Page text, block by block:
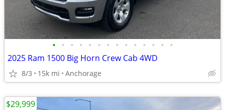
• • • • • • • • • • • • • •
2025 Ram 1500 Big Horn Crew Cab 4WD
8/3 15k mi Anchorage
$29,999